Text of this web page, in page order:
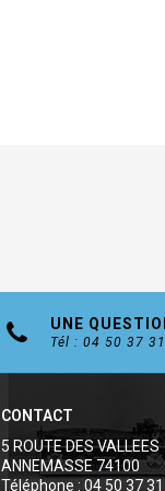
UNE
Tél : 04 50 37
CONTACT
5 ROUTE DES VALLEES
ANNEMASSE 74100
Téléphone : 04 50 37